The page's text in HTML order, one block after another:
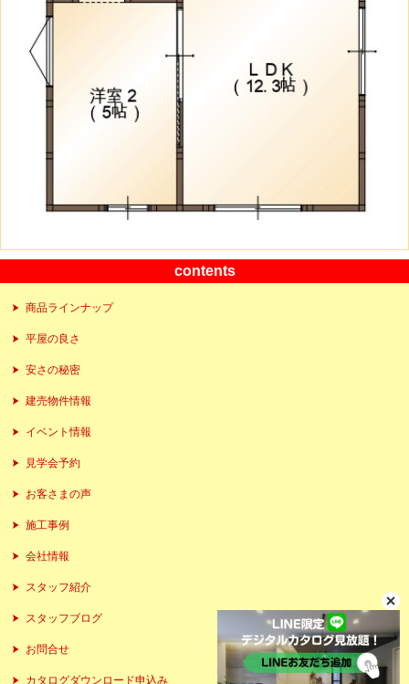
contents
商品ラインナップ
平屋の良さ
安さの秘密
建売物件情報
イベント情報
見学会予約
お客さまの声
施工事例
会社情報
スタッフ紹介
スタッフブログ
お問合せ
カタログダウンロード申込み